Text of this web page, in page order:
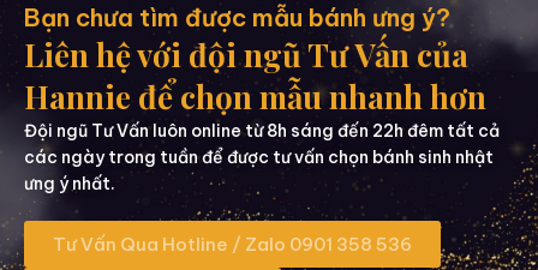
Bạn chưa tìm được mẫu bánh ưng ý?
Liên hệ với đội ngũ Tư Vấn của
Hannie để chọn mẫu nhanh hơn
Đội ngũ Tư Vấn luôn online từ 8h sáng đến 22h đêm tất cả
các ngày trong tuần để được tư vấn chọn bánh sinh nhật
ưng ý nhất.
Tư Vấn Qua Hotline / Zalo 0901 358 536